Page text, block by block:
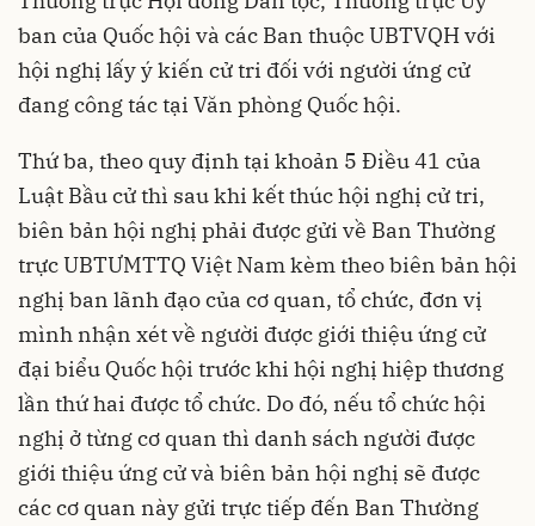
ban của Quốc hội và các Ban thuộc UBTVQH với
hội nghị lấy ý kiến cử tri đối với người ứng cử
đang công tác tại Văn phòng Quốc hội.
Thứ ba, theo quy định tại khoản 5 Điều 41 của
Luật Bầu cử thì sau khi kết thúc hội nghị cử tri,
biên bản hội nghị phải được gửi về Ban Thường
trực UBTƯMTTQ Việt Nam kèm theo biên bản hội
nghị ban lãnh đạo của cơ quan, tổ chức, đơn vị
mình nhận xét về người được giới thiệu ứng cử
đại biểu Quốc hội trước khi hội nghị hiệp thương
lần thứ hai được tổ chức. Do đó, nếu tổ chức hội
nghị ở từng cơ quan thì danh sách người được
giới thiệu ứng cử và biên bản hội nghị sẽ được
các cơ quan này gửi trực tiếp đến Ban Thường